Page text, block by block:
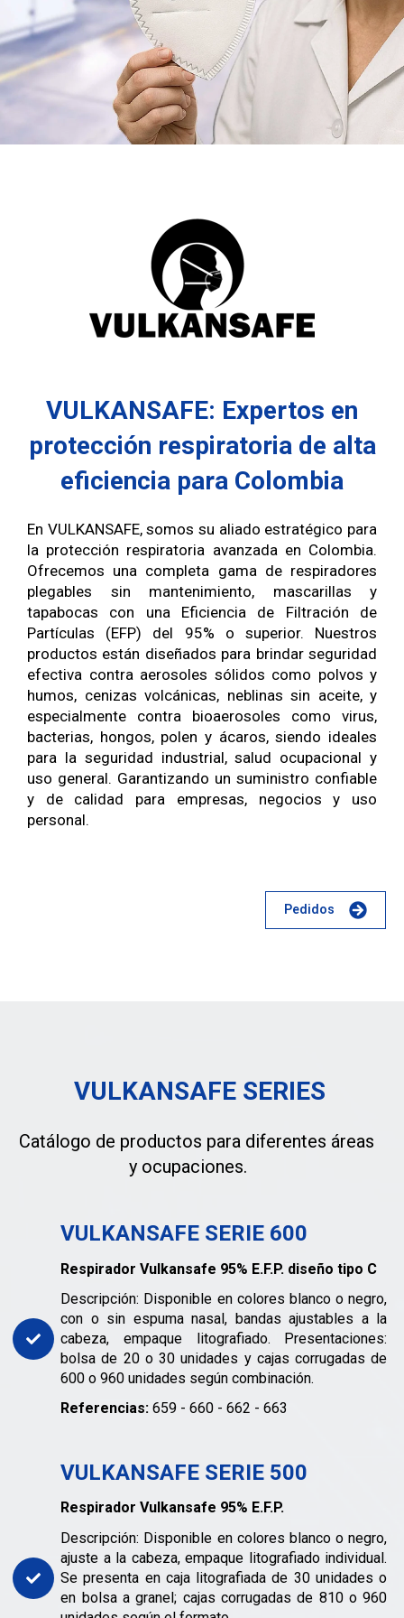
VULKANSAFE: Expertos en
protección respiratoria de alta
eficiencia para Colombia
En VULKANSAFE, somos su aliado estratégico para
la protección respiratoria avanzada en Colombia.
Ofrecemos una completa gama de respiradores
plegables sin mantenimiento, mascarillas y
tapabocas con una Eficiencia de Filtración de
Partículas (EFP) del 95% o superior. Nuestros
productos están diseñados para brindar seguridad
efectiva contra aerosoles sólidos como polvos y
humos, cenizas volcánicas, neblinas sin aceite, y
especialmente contra bioaerosoles como virus,
bacterias, hongos, polen y ácaros, siendo ideales
para la seguridad industrial, salud ocupacional y
uso general. Garantizando un suministro confiable
y de calidad para empresas, negocios y uso
personal.
Pedidos
VULKANSAFE SERIES
Catálogo de productos para diferentes áreas
y ocupaciones.
VULKANSAFE SERIE 600
Respirador Vulkansafe 95% E.F.P. diseño tipo C
Descripción: Disponible en colores blanco o negro,
con o sin espuma nasal, bandas ajustables a la
cabeza, empaque litografiado. Presentaciones:
bolsa de 20 o 30 unidades y cajas corrugadas de
600 o 960 unidades según combinación.
Referencias: 659 - 660 - 662 - 663
VULKANSAFE SERIE 500
Respirador Vulkansafe 95% E.F.P.
Descripción: Disponible en colores blanco o negro,
ajuste a la cabeza, empaque litografiado individual.
Se presenta en caja litografiada de 30 unidades o
en bolsa a granel; cajas corrugadas de 810 o 960